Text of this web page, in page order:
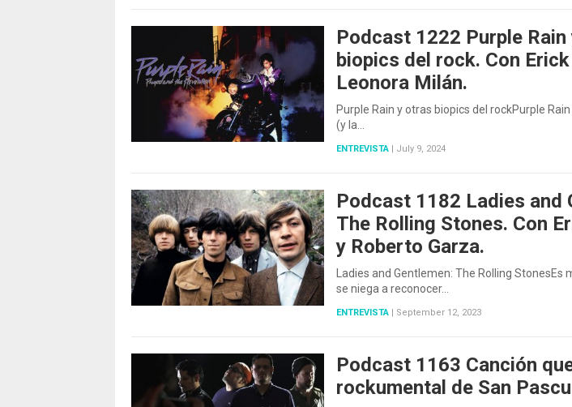
Podcast 1222 Purple
biopics del rock. Con
Leonora Milán.
Purple Rain y otras biopics del rockPurple
(y la…
ENTREVISTA | July 9, 2024
Podcast 1182 Ladies and
The Rolling Stones. Con
y Roberto Garza.
Ladies and Gentlemen: The Rolling StonesEs
se niega a reconocer…
ENTREVISTA | September 12, 2023
Podcast 1163 Canción
rockumental de San